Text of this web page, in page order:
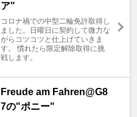
ア"
コロナ禍での中型二輪免許取得し
ました。日曜日に契約して微力な
がらコツコツと仕上げていきま
す。 慣れたら限定解除取得に挑
戦します。
Freude am Fahren@G8
7の"ポニー"